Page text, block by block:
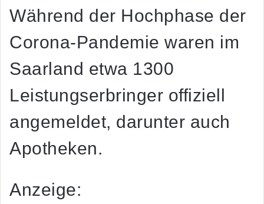
Während der Hochphase der
Corona-Pandemie waren im
Saarland etwa 1300
Leistungserbringer offiziell
angemeldet, darunter auch
Apotheken.
Anzeige: